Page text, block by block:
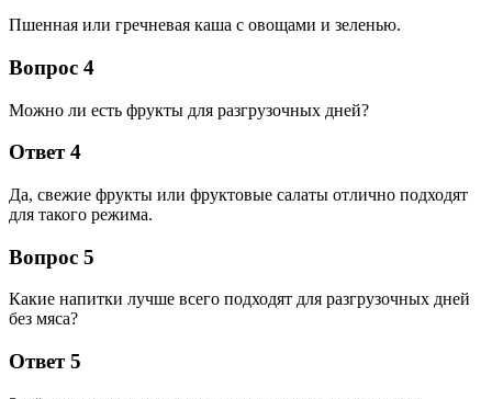
Пшенная или гречневая каша с овощами и зеленью.
Вопрос 4
Можно ли есть фрукты для разгрузочных дней?
Ответ 4
Да, свежие фрукты или фруктовые салаты отлично подходят
для такого режима.
Вопрос 5
Какие напитки лучше всего подходят для разгрузочных дней
без мяса?
Ответ 5